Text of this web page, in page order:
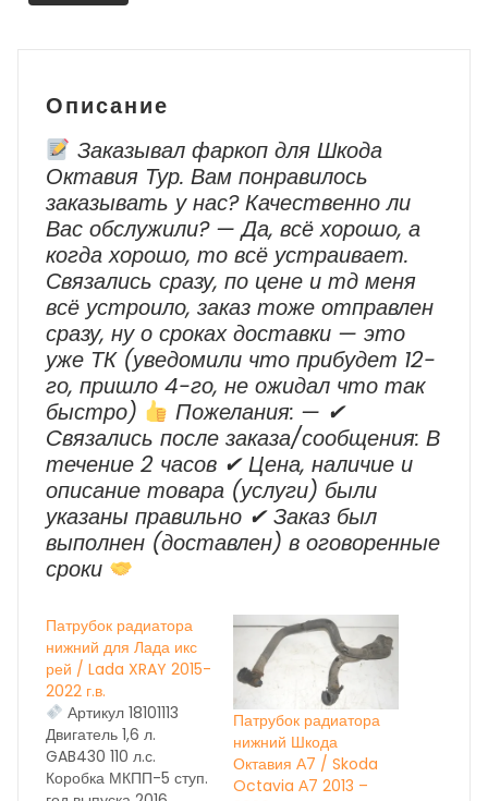
Описание
Заказывал фаркоп для Шкода
Октавия Тур. Вам понравилось
заказывать у нас? Качественно ли
Вас обслужили? — Да, всё хорошо, а
когда хорошо, то всё устраивает.
Связались сразу, по цене и тд меня
всё устроило, заказ тоже отправлен
сразу, ну о сроках доставки — это
уже ТК (уведомили что прибудет 12-
го, пришло 4-го, не ожидал что так
быстро)
Пожелания: — ✔
Cвязались после заказа/сообщения: В
течение 2 часов ✔ Цена, наличие и
описание товара (услуги) были
указаны правильно ✔ Заказ был
выполнен (доставлен) в оговоренные
сроки
Патрубок радиатора
нижний для Лада икс
рей / Lada XRAY 2015-
2022 г.в.
Артикул 18101113
Двигатель 1,6 л.
GAB430 110 л.с.
Коробка МКПП-5 ступ.
Патрубок радиатора
нижний Шкода
Октавия А7 / Skoda
Octavia А7 2013 –